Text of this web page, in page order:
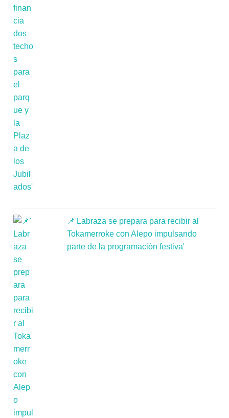
📌'Labraza se prepara para recibir al
Tokamerroke con Alepo impulsando
parte de la programación festiva'